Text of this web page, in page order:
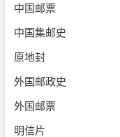
中国邮票
中国集邮史
原地封
外国邮政史
外国邮票
明信片